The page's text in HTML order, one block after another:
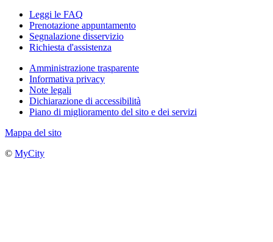
Leggi le FAQ
Prenotazione appuntamento
Segnalazione disservizio
Richiesta d'assistenza
Amministrazione trasparente
Informativa privacy
Note legali
Dichiarazione di accessibilità
Piano di miglioramento del sito e dei servizi
Mappa del sito
© MyCity